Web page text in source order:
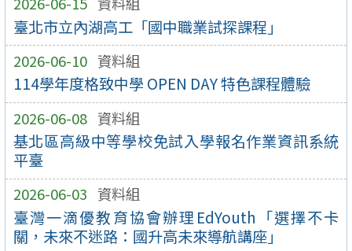
臺北市立內湖高工「國中職業試探課程」
2026-06-10 資料組
114學年度格致中學 OPEN DAY 特色課程體驗
2026-06-08 資料組
基北區高級中等學校免試入學報名作業資訊系統
平臺
2026-06-03 資料組
臺灣一滴優教育協會辦理EdYouth「選擇不卡
關，未來不迷路：國升高未來導航講座」